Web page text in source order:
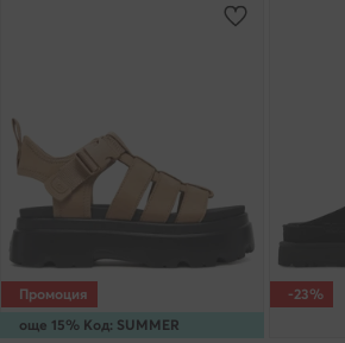
още 15% Код: SUMMER
Промоция -23%